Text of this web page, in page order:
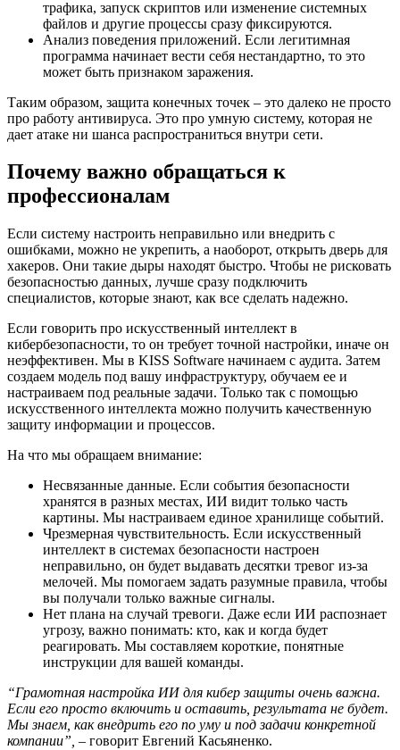
трафика, запуск скриптов или изменение системных
файлов и другие процессы сразу фиксируются.
Анализ поведения приложений. Если легитимная
программа начинает вести себя нестандартно, то это
может быть признаком заражения.
Таким образом, защита конечных точек – это далеко не просто
про работу антивируса. Это про умную систему, которая не
дает атаке ни шанса распространиться внутри сети.
Почему важно обращаться к
профессионалам
Если систему настроить неправильно или внедрить с
ошибками, можно не укрепить, а наоборот, открыть дверь для
хакеров. Они такие дыры находят быстро. Чтобы не рисковать
безопасностью данных, лучше сразу подключить
специалистов, которые знают, как все сделать надежно.
Если говорить про искусственный интеллект в
кибербезопасности, то он требует точной настройки, иначе он
неэффективен. Мы в KISS Software начинаем с аудита. Затем
создаем модель под вашу инфраструктуру, обучаем ее и
настраиваем под реальные задачи. Только так с помощью
искусственного интеллекта можно получить качественную
защиту информации и процессов.
На что мы обращаем внимание:
Несвязанные данные. Если события безопасности
хранятся в разных местах, ИИ видит только часть
картины. Мы настраиваем единое хранилище событий.
Чрезмерная чувствительность. Если искусственный
интеллект в системах безопасности настроен
неправильно, он будет выдавать десятки тревог из-за
мелочей. Мы помогаем задать разумные правила, чтобы
вы получали только важные сигналы.
Нет плана на случай тревоги. Даже если ИИ распознает
угрозу, важно понимать: кто, как и когда будет
реагировать. Мы составляем короткие, понятные
инструкции для вашей команды.
“Грамотная настройка ИИ для кибер защиты очень важна.
Если его просто включить и оставить, результата не будет.
Мы знаем, как внедрить его по уму и под задачи конкретной
компании”, – говорит Евгений Касьяненко.